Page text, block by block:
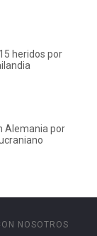
heridos por
Alemania por
NOSOTROS